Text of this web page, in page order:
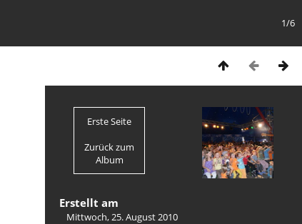
1/6
Erste Seite
Zurück zum
Album
Erstellt am
Mittwoch, 25. August 2010